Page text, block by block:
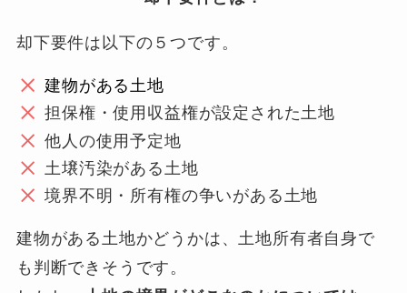
却下要件は以下の５つです。
建物がある土地
担保権・使用収益権が設定された土地
他人の使用予定地
土壌汚染がある土地
境界不明・所有権の争いがある土地
建物がある土地かどうかは、土地所有者自身で
も判断できそうです。